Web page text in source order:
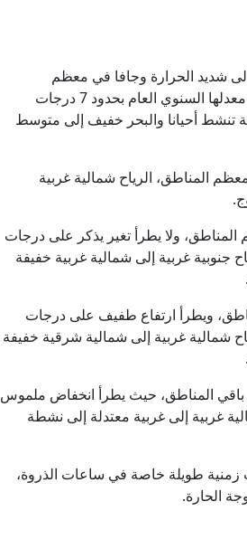
إلى شديد الحرارة وجافا في معظم
المناطق، ويطرأ ارتفاع طفيف آخر على درجات الحرارة لتصبح أعلى من معدلها السنوي العام بحدود 7 درجات
تنشط أحيانا والبحر خفيف إلى متوسط
المناطق، الرياح شمالية غربية
ولا يطرأ تغير يذكر على درجات
العام بحدود 7 درجات مئوية، الرياح جنوبية غربية إلى شمالية غربية خفيفة
ويطرأ ارتفاع طفيف على درجات
العام بحدود 8 درجات مئوية، الرياح شمالية غربية إلى شمالية شرقية خفيفة
في باقي المناطق، حيث يطرأ انخفاض ملموس
غربية إلى غربية معتدلة إلى نشطة
زمنية طويلة خاصة في ساعات الذروة،
الحارة.